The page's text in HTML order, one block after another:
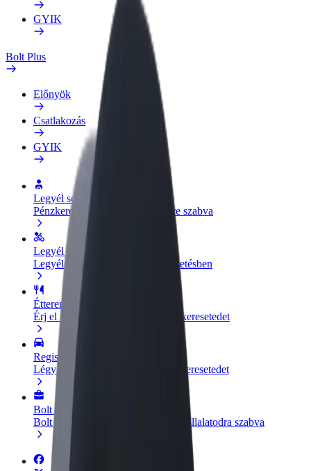
GYIK
Bolt Plus
Előnyök
Csatlakozás
GYIK
Legyél sofőr
Pénzkereseti lehetőség igényeidre szabva
Legyél futár
Legyél futár és részesülj heti kifizetésben
Étterem vagy üzlet hozzáadása
Érj el több felhasználót és növeld keresetedet
Regisztrálj flottatulajdonosként
Légy Bolt flottapartner és növeld keresetedet
Bolt for Business
Bolt termékek és szolgáltatások a vállalatodra szabva